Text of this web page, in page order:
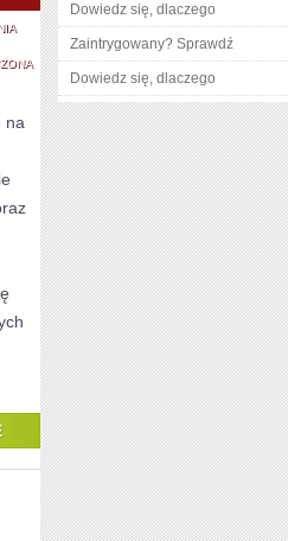
PRZEMYSŁ
4.0
na
Dowiedz się, dlaczego
Zaintrygowany? Sprawdź
Dowiedz się, dlaczego